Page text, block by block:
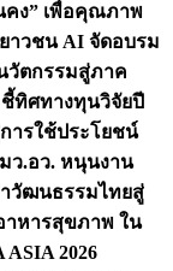
คง” เพื่อคุณภาพ
าวชน AI จัดอบรม
วัตกรรมสู่ภาค
ชี้ทิศทางทุนวิจัยปี
ารใช้ประโยชน์
ว.อว. หนุนงาน
วัฒนธรรมไทยสู่
าหารสุขภาพ ใน
2026